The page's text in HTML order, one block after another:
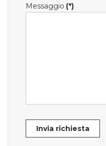
Messaggio (*)
Invia richiesta